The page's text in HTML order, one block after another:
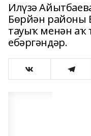
Илүзә
Бөрйән районы
тауыҡ менән аҡ
ебәргәндәр.